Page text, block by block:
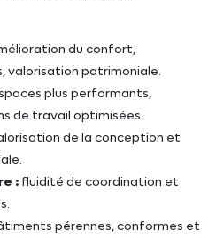
du confort,
valorisation patrimoniale.
plus performants,
de travail optimisées.
de la conception et
: fluidité de coordination et
pérennes, conformes et